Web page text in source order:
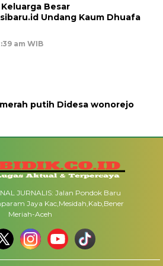
Besar
Undang Kaum Dhuafa
am WIB
putih Didesa wonorejo
JURNALIS: Jalan Pondok Baru
Jaya Kac,Mesidah,Kab,Bener
Meriah-Aceh